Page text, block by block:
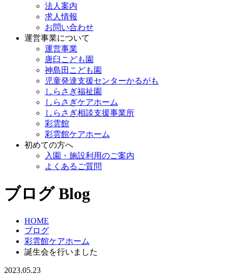
法人案内
求人情報
お問い合わせ
運営事業について
運営事業
唐臼こども園
神島田こども園
児童発達支援センターかるがも
しらさぎ福祉園
しらさぎケアホーム
しらさぎ相談支援事業所
彩雲館
彩雲館ケアホーム
初めての方へ
入園・施設利用のご案内
よくあるご質問
ブログ Blog
HOME
ブログ
彩雲館ケアホーム
誕生会を行いました
2023.05.23